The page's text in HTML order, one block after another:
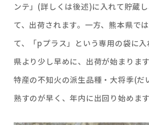
ンテ」(詳しくは後述)に入れて貯蔵
て、出荷されます。一方、熊本県で
て、「pプラス」という専用の袋に
県より少し早めに、出荷が始まりま
特産の不知火の派生品種・大将季(だ
熟すのが早く、年内に出回り始めます